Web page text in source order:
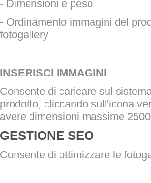
- Dimensioni e peso
- Ordinamento immagini del
fotogallery
INSERISCI IMMAGINI
Consente di caricare sul
prodotto, cliccando sull'icona
avere dimensioni massime
GESTIONE SEO
Consente di ottimizzare le